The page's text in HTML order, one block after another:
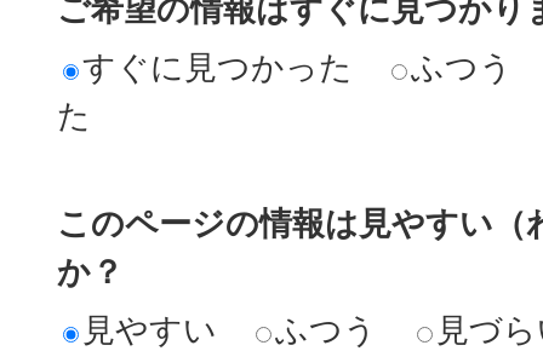
ご希望の情報はすぐに見つかり
すぐに見つかった
ふつう
た
このページの情報は見やすい
か？
見やすい
ふつう 見づ